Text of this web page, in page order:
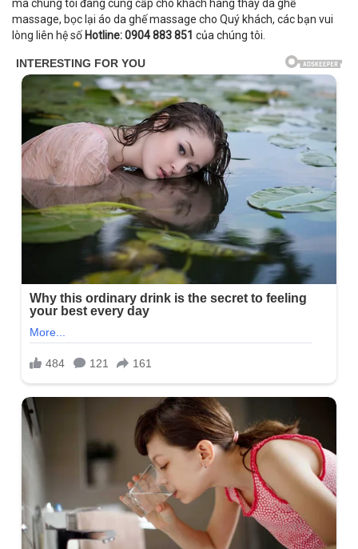
mà chúng tôi đang cung cấp cho khách hàng thay da ghế
massage, bọc lại áo da ghế massage cho Quý khách, các bạn vui
lòng liên hệ số Hotline: 0904 883 851 của chúng tôi.